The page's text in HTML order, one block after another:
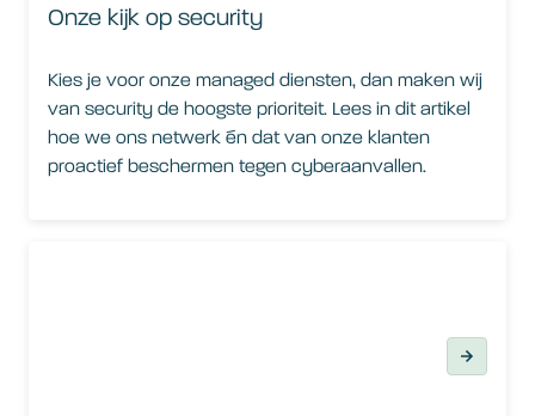
Onze kijk op security
Kies je voor onze managed diensten, dan maken wij
van security de hoogste prioriteit. Lees in dit artikel
hoe we ons netwerk én dat van onze klanten
proactief beschermen tegen cyberaanvallen.